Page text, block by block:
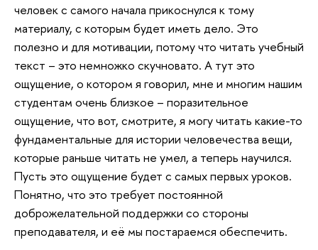
человек с самого начала прикоснулся к тому
материалу, с которым будет иметь дело. Это
полезно и для мотивации, потому что читать учебный
текст – это немножко скучновато. А тут это
ощущение, о котором я говорил, мне и многим нашим
студентам очень близкое – поразительное
ощущение, что вот, смотрите, я могу читать какие-то
фундаментальные для истории человечества вещи,
которые раньше читать не умел, а теперь научился.
Пусть это ощущение будет с самых первых уроков.
Понятно, что это требует постоянной
доброжелательной поддержки со стороны
преподавателя, и её мы постараемся обеспечить.